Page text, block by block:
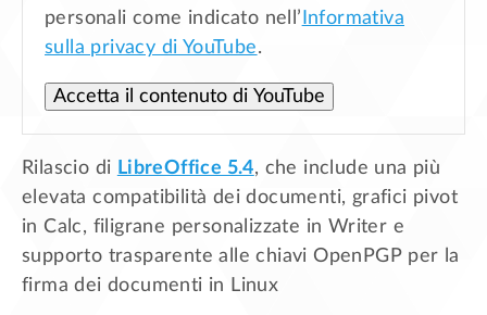
personali come indicato nell’ Informativa
sulla privacy di YouTube.
Accetta il contenuto di YouTube
Rilascio di LibreOffice 5.4, che include una più
elevata compatibilità dei documenti, grafici pivot
in Calc, filigrane personalizzate in Writer e
supporto trasparente alle chiavi OpenPGP per la
firma dei documenti in Linux